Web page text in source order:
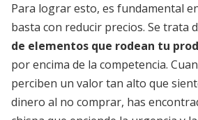
Para lograr esto, es fundamental
basta con reducir precios. Se trata
de elementos que rodean tu
por encima de la competencia.
perciben un valor tan alto que
dinero al no comprar, has